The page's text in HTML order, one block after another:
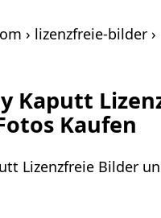
› lizenzfreie-bilder ›
Kaputt
Kaufen
Lizenzfreie Bilder